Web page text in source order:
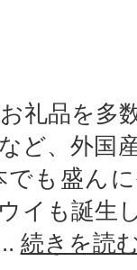
礼品を多
ど、外国
も盛ん
イも誕生
続きを読